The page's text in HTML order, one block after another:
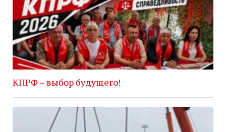
КПРФ – выбор будущего!